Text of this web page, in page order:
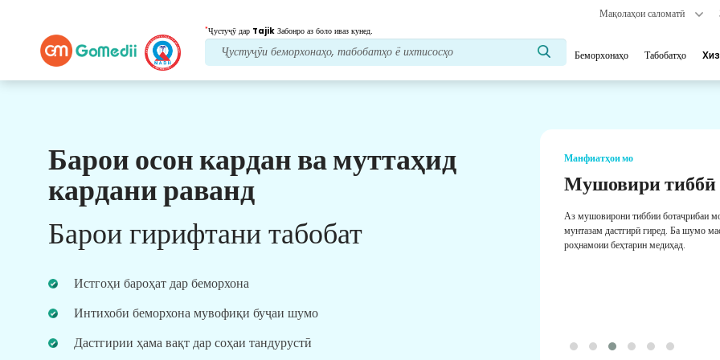
Мақолаҳои саломатӣ
*Ҷустуҷӯ дар Tajik Забонро аз боло иваз кунед.
Беморхонаҳо Табобатҳо
Барои осон кардан ва муттаҳид
кардани раванд
Барои гирифтани табобат
Истгоҳи бароҳат дар беморхона
Интихоби беморхона мувофиқи буҷаи шумо
Дастгирии ҳама вақт дар соҳаи тандурустӣ
Манфиатҳои мо
Пас аз табобат
нигоҳубини пайравӣ
Дастгирии тиббӣ ва беморонро 24x7 бо дастаи
бораи ниёзҳои табобати шумо.
Манфиатҳои мо
Мушовири тиббӣ
Аз мушовирони тиббии ботаҷрибаи
мунтазам дастгирӣ гиред. Ба шумо
роҳнамоии беҳтарин медиҳад.